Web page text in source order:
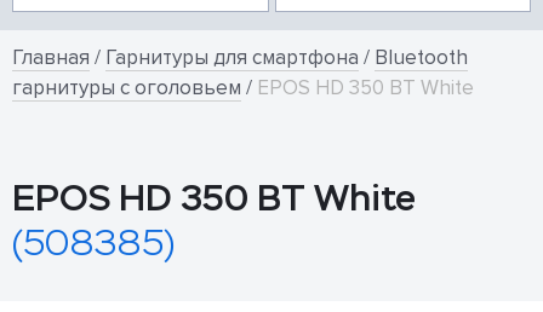
Главная / Гарнитуры для смартфона / Bluetooth
гарнитуры с оголовьем / EPOS HD 350 BT White
EPOS HD 350 BT White
(508385)